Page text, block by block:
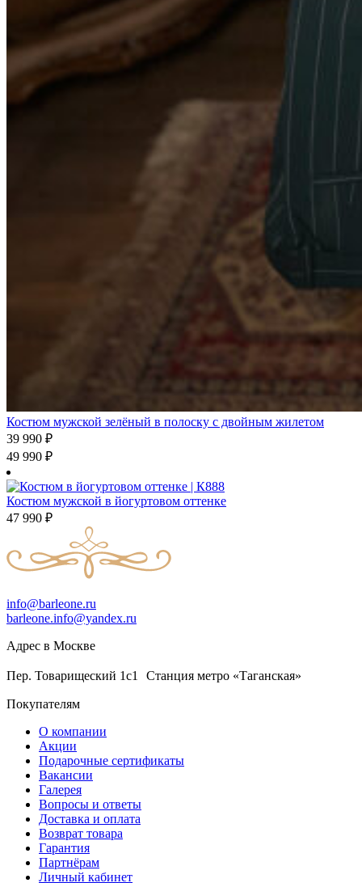
Костюм мужской зелёный в полоску с двойным жилетом
39 990 ₽
49 990 ₽
Костюм мужской в йогуртовом оттенке
47 990 ₽
info@barleone.ru
barleone.info@yandex.ru
Адрес в Москве
Пер. Товарищеский 1с1 Станция метро «Таганская»
Покупателям
О компании
Акции
Подарочные сертификаты
Вакансии
Галерея
Вопросы и ответы
Доставка и оплата
Возврат товара
Гарантия
Партнёрам
Личный кабинет